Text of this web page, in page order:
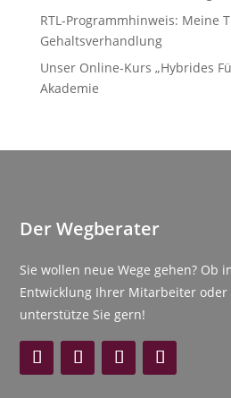
RTL-Programmhinweis: Meine
Gehaltsverhandlung
Unser Online-Kurs „Hybrides
Akademie
Der Wegberater
Sie wollen neue Wege gehen? Ob
Entwicklung Ihrer Mitarbeiter
unterstütze Sie gern!